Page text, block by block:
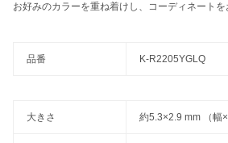
お好みのカラーを重ね着けし、コーディネート
品番 K-R2205YGLQ
大きさ 約5.3×2.9 mm （幅×